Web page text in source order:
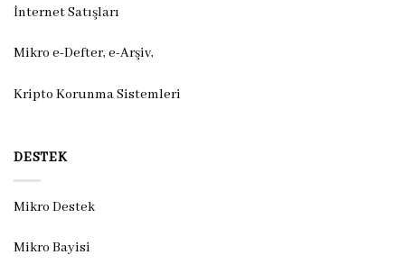
İnternet Satışları
Mikro e-Defter, e-Arşiv,
Kripto Korunma Sistemleri
DESTEK
Mikro Destek
Mikro Bayisi